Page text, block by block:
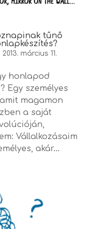
tűnő
2013. március 11.
honlapod
Egy személyes
magamon
a saját
Vállalkozásaim
akár...